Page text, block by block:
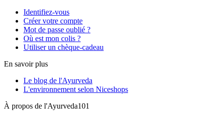
Identifiez-vous
Créer votre compte
Mot de passe oublié ?
Où est mon colis ?
Utiliser un chèque-cadeau
En savoir plus
Le blog de l'Ayurveda
L'environnement selon Niceshops
À propos de l'Ayurveda101